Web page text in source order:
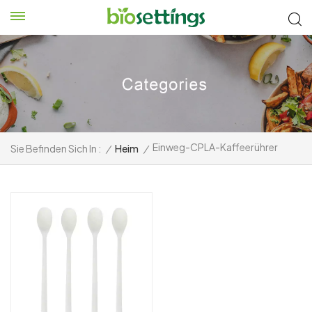
Sie Befinden Sich In : / Heim / Einweg-CPLA-Kaffeerührer